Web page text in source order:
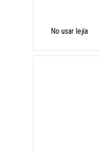
No usar lejía